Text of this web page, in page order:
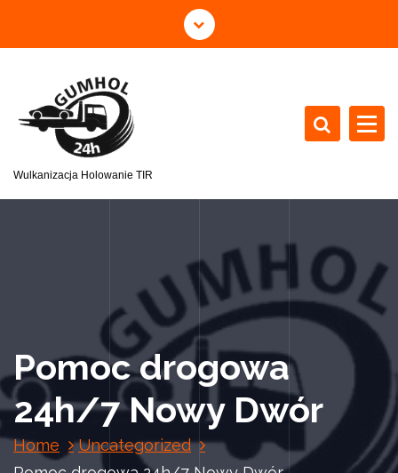
Wulkanizacja Holowanie TIR
Pomoc drogowa
24h/7 Nowy Dwór
Home
Uncategorized